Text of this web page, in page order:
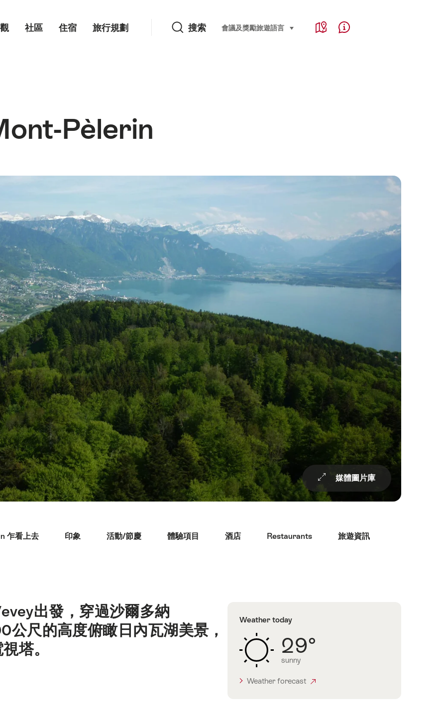
社區 住宿 旅行規劃 搜索 Language, region and important links
會議及獎勵旅遊語言 select (click to display)
Map Help & Contact
Pèlerin
媒體圖片庫
乍看上去 印象 活動/節慶 體驗項目 酒店 Restaurants 旅遊資訊
出發，穿過沙爾多納
尺的高度俯瞰日內瓦湖美景，
塔。
Weather today
29°
sunny
Weather forecast